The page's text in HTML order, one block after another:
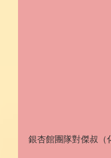
銀杏館團隊對傑叔（